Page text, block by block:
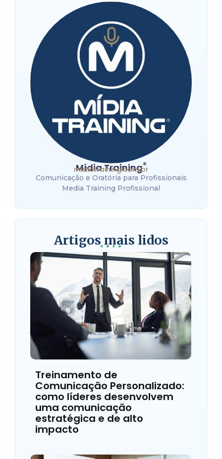
Mídia Training®
midiatraining.com.br
Comunicação e Oratória para Profissionais
Media Training Profissional
Artigos mais lidos
Treinamento de
Comunicação Personalizado:
como líderes desenvolvem
uma comunicação
estratégica e de alto
impacto